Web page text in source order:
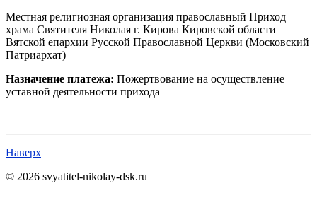
Местная религиозная организация православный Приход
храма Святителя Николая г. Кирова Кировской области
Вятской епархии Русской Православной Церкви (Московский
Патриархат)
Назначение платежа: Пожертвование на осуществление
уставной деятельности прихода
Наверх
© 2026 svyatitel-nikolay-dsk.ru